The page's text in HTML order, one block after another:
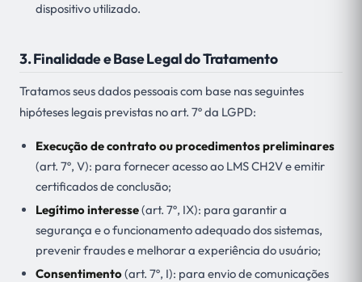
dispositivo utilizado.
3. Finalidade e Base Legal do Tratamento
Tratamos seus dados pessoais com base nas seguintes
hipóteses legais previstas no art. 7º da LGPD:
Execução de contrato ou procedimentos preliminares
(art. 7º, V): para fornecer acesso ao LMS CH2V e emitir
certificados de conclusão;
Legítimo interesse(art. 7º, IX): para garantir a
segurança e o funcionamento adequado dos sistemas,
prevenir fraudes e melhorar a experiência do usuário;
Consentimento(art. 7º, I): para envio de comunicações